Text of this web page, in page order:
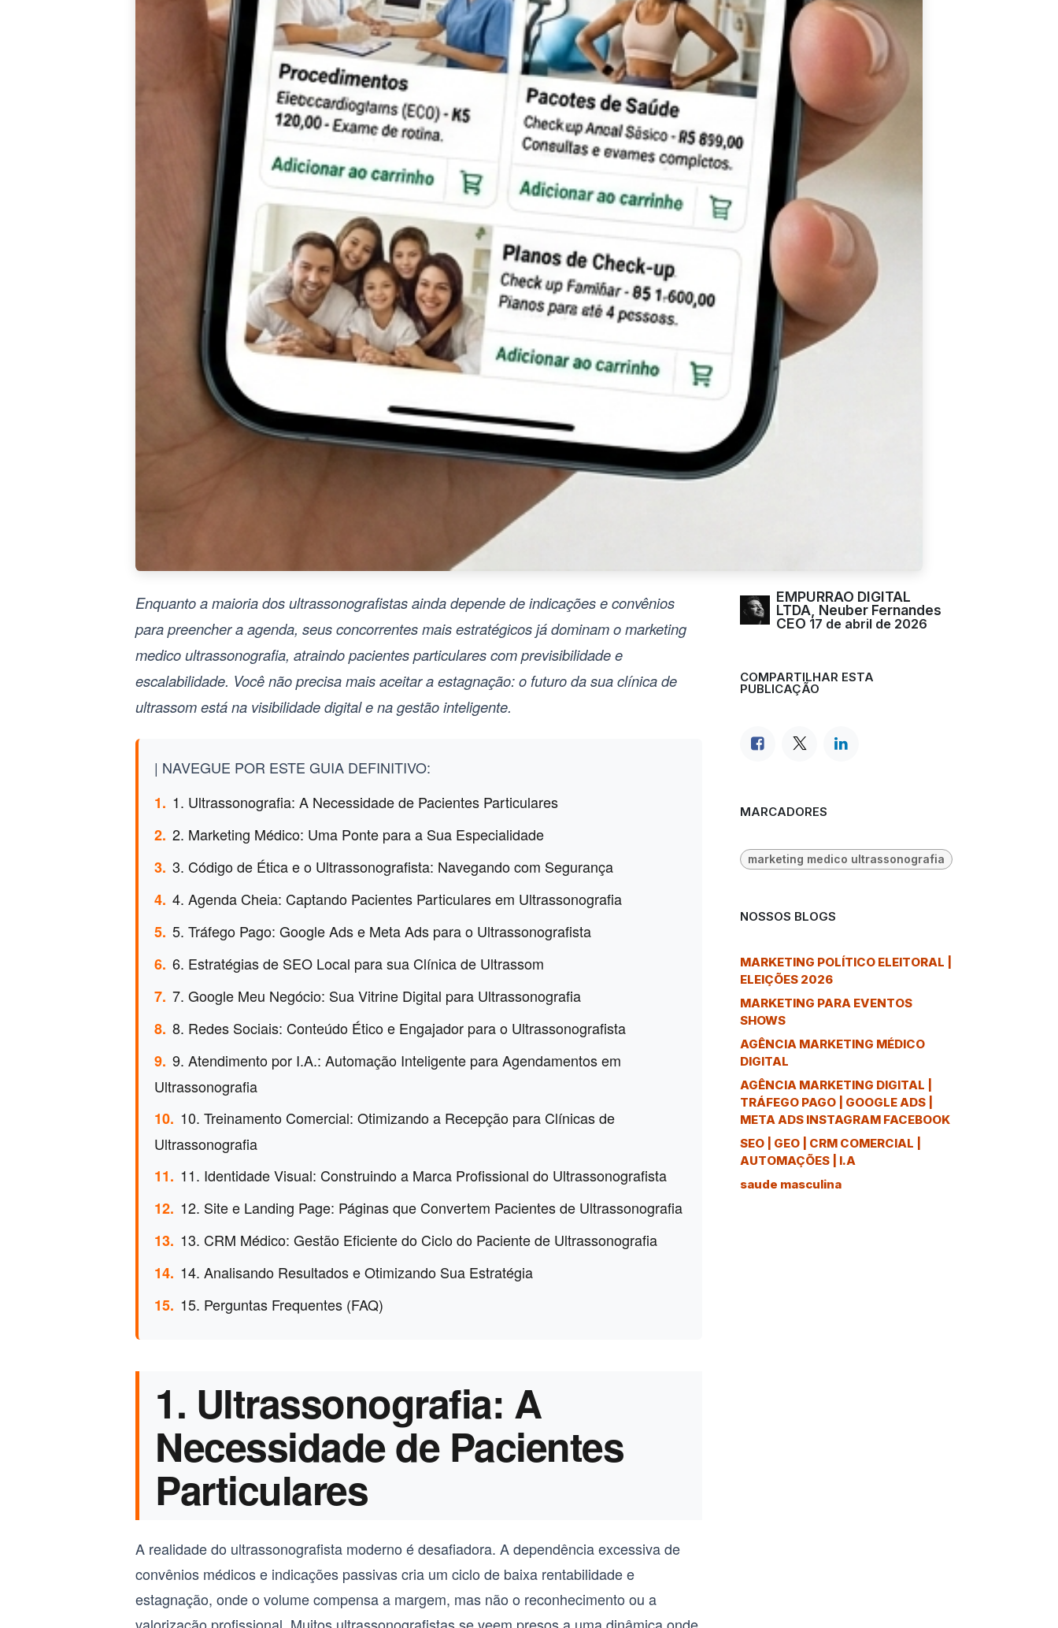
Enquanto a maioria dos ultrassonografistas ainda depende de indicações e convênios
para preencher a agenda, seus concorrentes mais estratégicos já dominam omarketing
medico ultrassonografia, atraindo pacientes particulares com previsibilidade e
escalabilidade. Você não precisa mais aceitar a estagnação: o futuro da sua clínica de
ultrassom está na visibilidade digital e na gestão inteligente.
| NAVEGUE POR ESTE GUIA DEFINITIVO:
1. 1. Ultrassonografia: A Necessidade de Pacientes Particulares
2. 2. Marketing Médico: Uma Ponte para a Sua Especialidade
3. 3. Código de Ética e o Ultrassonografista: Navegando com Segurança
4. 4. Agenda Cheia: Captando Pacientes Particulares em Ultrassonografia
5. 5. Tráfego Pago: Google Ads e Meta Ads para o Ultrassonografista
6. 6. Estratégias de SEO Local para sua Clínica de Ultrassom
7. 7. Google Meu Negócio: Sua Vitrine Digital para Ultrassonografia
8. 8. Redes Sociais: Conteúdo Ético e Engajador para o Ultrassonografista
9. 9. Atendimento por I.A.: Automação Inteligente para Agendamentos em
Ultrassonografia
10. 10. Treinamento Comercial: Otimizando a Recepção para Clínicas de
Ultrassonografia
11. 11. Identidade Visual: Construindo a Marca Profissional do Ultrassonografista
12. 12. Site e Landing Page: Páginas que Convertem Pacientes de Ultrassonografia
13. 13. CRM Médico: Gestão Eficiente do Ciclo do Paciente de Ultrassonografia
14. 14. Analisando Resultados e Otimizando Sua Estratégia
15. 15. Perguntas Frequentes (FAQ)
1. Ultrassonografia: A
Necessidade de Pacientes
Particulares
A realidade do ultrassonografista moderno é desafiadora. A dependência excessiva de
convênios médicos e indicações passivas cria um ciclo de baixa rentabilidade e
estagnação, onde o volume compensa a margem, mas não o reconhecimento ou a
EMPURRAO DIGITAL
LTDA, Neuber Fernandes
CEO 17 de abril de 2026
COMPARTILHAR ESTA
PUBLICAÇÃO
MARCADORES
marketing medico ultrassonografia
NOSSOS BLOGS
MARKETING POLÍTICO ELEITORAL |
ELEIÇÕES 2026
MARKETING PARA EVENTOS
SHOWS
AGÊNCIA MARKETING MÉDICO
DIGITAL
AGÊNCIA MARKETING DIGITAL |
TRÁFEGO PAGO | GOOGLE ADS |
META ADS INSTAGRAM FACEBOOK
SEO | GEO | CRM COMERCIAL |
AUTOMAÇÕES | I.A
saude masculina